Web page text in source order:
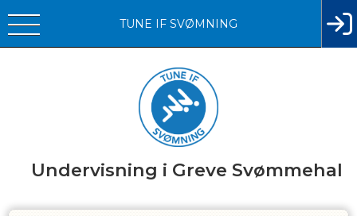
Undervisning i Greve Svømmehal
TUNE IF SVØMNING